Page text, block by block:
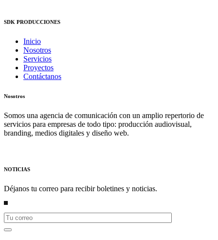
SDK PRODUCCIONES
Inicio
Nosotros
Servicios
Proyectos
Contáctanos
Nosotros
Somos una agencia de comunicación con un amplio repertorio de
servicios para empresas de todo tipo: producción audiovisual,
branding, medios digitales y diseño web.
NOTICIAS
Déjanos tu correo para recibir boletines y noticias.